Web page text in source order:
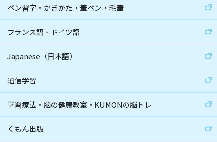
ペン習字・かきかた・筆ペン・毛筆
フランス語・ドイツ語
Japanese（日本語）
通信学習
学習療法・脳の健康教室・KUMONの脳トレ
くもん出版